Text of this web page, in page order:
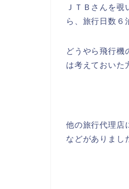
ＪＴＢさんを
ら、旅行日数６
どうやら飛行機
は考えておいた
他の旅行代理店
などがありまし